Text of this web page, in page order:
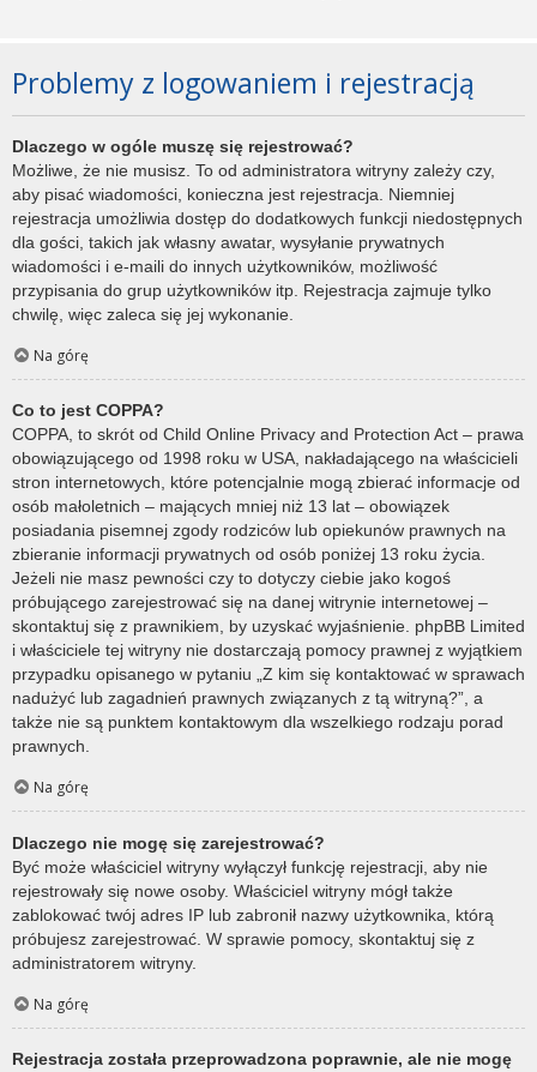
Problemy z logowaniem i rejestracją
Dlaczego w ogóle muszę się rejestrować?
Możliwe, że nie musisz. To od administratora witryny zależy czy,
aby pisać wiadomości, konieczna jest rejestracja. Niemniej
rejestracja umożliwia dostęp do dodatkowych funkcji niedostępnych
dla gości, takich jak własny awatar, wysyłanie prywatnych
wiadomości i e-maili do innych użytkowników, możliwość
przypisania do grup użytkowników itp. Rejestracja zajmuje tylko
chwilę, więc zaleca się jej wykonanie.
Na górę
Co to jest COPPA?
COPPA, to skrót od Child Online Privacy and Protection Act – prawa
obowiązującego od 1998 roku w USA, nakładającego na właścicieli
stron internetowych, które potencjalnie mogą zbierać informacje od
osób małoletnich – mających mniej niż 13 lat – obowiązek
posiadania pisemnej zgody rodziców lub opiekunów prawnych na
zbieranie informacji prywatnych od osób poniżej 13 roku życia.
Jeżeli nie masz pewności czy to dotyczy ciebie jako kogoś
próbującego zarejestrować się na danej witrynie internetowej –
skontaktuj się z prawnikiem, by uzyskać wyjaśnienie. phpBB Limited
i właściciele tej witryny nie dostarczają pomocy prawnej z wyjątkiem
przypadku opisanego w pytaniu „Z kim się kontaktować w sprawach
nadużyć lub zagadnień prawnych związanych z tą witryną?”, a
także nie są punktem kontaktowym dla wszelkiego rodzaju porad
prawnych.
Na górę
Dlaczego nie mogę się zarejestrować?
Być może właściciel witryny wyłączył funkcję rejestracji, aby nie
rejestrowały się nowe osoby. Właściciel witryny mógł także
zablokować twój adres IP lub zabronił nazwy użytkownika, którą
próbujesz zarejestrować. W sprawie pomocy, skontaktuj się z
administratorem witryny.
Na górę
Rejestracja została przeprowadzona poprawnie, ale nie mogę